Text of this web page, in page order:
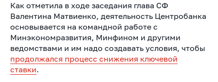
Как отметила в ходе заседания глава СФ
Валентина Матвиенко, деятельность Центробанка
основывается на командной работе с
Минэкономразвития, Минфином и другими
ведомствами и им надо создавать условия, чтобы
продолжался процесс снижения ключевой
ставки.